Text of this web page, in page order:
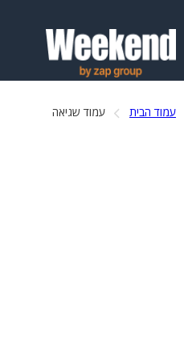
עמוד הבית עמוד שגיאה